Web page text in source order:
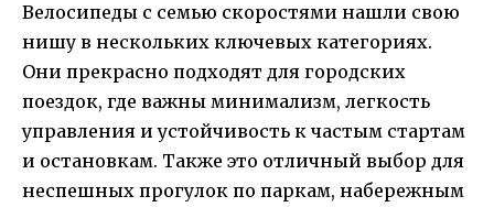
Велосипеды с семью скоростями нашли свою
нишу в нескольких ключевых категориях.
Они прекрасно подходят для городских
поездок, где важны минимализм, легкость
управления и устойчивость к частым стартам
и остановкам. Также это отличный выбор для
неспешных прогулок по паркам, набережным